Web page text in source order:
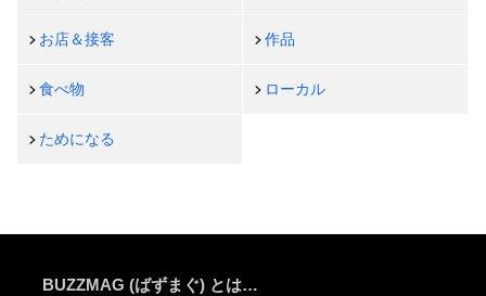
お店＆接客 作品
食べ物 ローカル
ためになる
BUZZMAG (ばずまぐ) とは…